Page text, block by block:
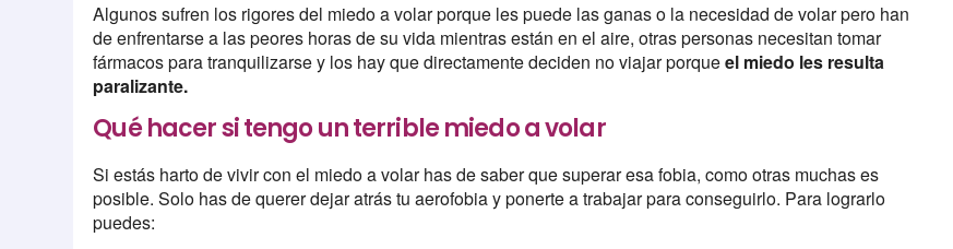
Algunos sufren los rigores del miedo a volar porque les puede las ganas o la necesidad de volar pero han
de enfrentarse a las peores horas de su vida mientras están en el aire, otras personas necesitan tomar
fármacos para tranquilizarse y los hay que directamente deciden no viajar porqueel miedo les resulta
paralizante.
Qué hacer si tengo un terrible miedo a volar
Si estás harto de vivir con el miedo a volar has de saber que superar esa fobia, como otras muchas es
posible. Solo has de querer dejar atrás tu aerofobia y ponerte a trabajar para conseguirlo. Para lograrlo
puedes: